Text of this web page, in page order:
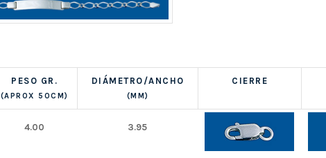
PESO GR.
(APROX 50CM)
DIÁMETRO/ANCHO
(MM)
CIERRE
4.00 3.95